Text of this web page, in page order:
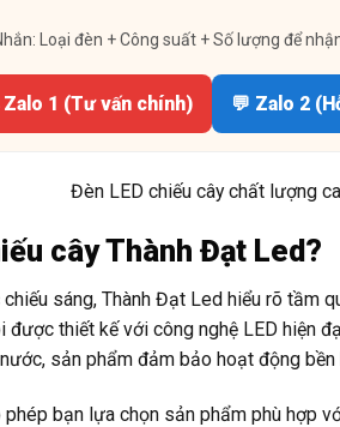
Loại đèn + Công suất + Số lượng để
Zalo 1 (Tư vấn chính) 💬 Zalo 2
Đèn LED chiếu cây chất lượng
cây Thành Đạt Led?
sáng, Thành Đạt Led hiểu rõ tầm
được thiết kế với công nghệ LED hiện
sản phẩm đảm bảo hoạt động
bạn lựa chọn sản phẩm phù hợp